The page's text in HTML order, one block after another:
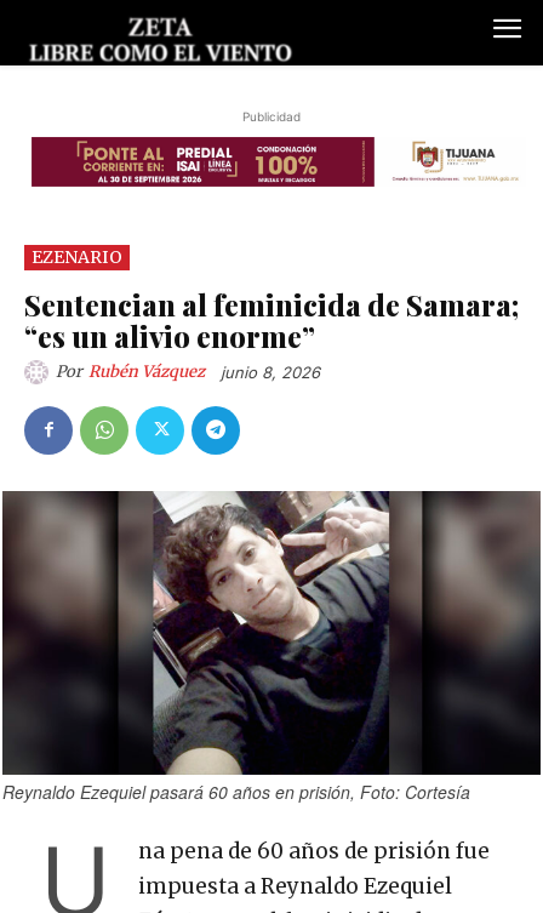
Publicidad
EZENARIO
Sentencian al feminicida de Samara;
“es un alivio enorme”
Por Rubén Vázquez junio 8, 2026
Reynaldo Ezequiel pasará 60 años en prisión, Foto: Cortesía
U
na pena de 60 años de prisión fue
impuesta a Reynaldo Ezequiel